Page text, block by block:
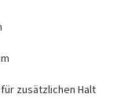
zusätzlichen Halt